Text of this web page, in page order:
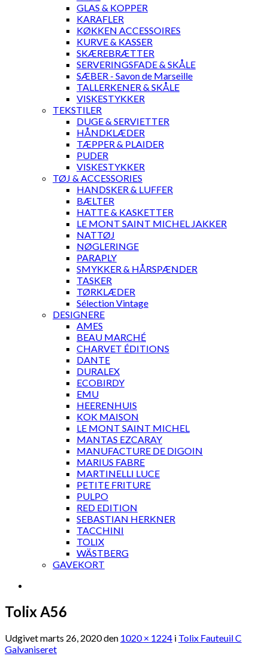
GLAS & KOPPER
KARAFLER
KØKKEN ACCESSOIRES
KURVE & KASSER
SKÆREBRÆTTER
SERVERINGSFADE & SKÅLE
SÆBER - Savon de Marseille
TALLERKENER & SKÅLE
VISKESTYKKER
TEKSTILER
DUGE & SERVIETTER
HÅNDKLÆDER
TÆPPER & PLAIDER
PUDER
VISKESTYKKER
TØJ & ACCESSORIES
HANDSKER & LUFFER
BÆLTER
HATTE & KASKETTER
LE MONT SAINT MICHEL JAKKER
NATTØJ
NØGLERINGE
PARAPLY
SMYKKER & HÅRSPÆNDER
TASKER
TØRKLÆDER
Sélection Vintage
DESIGNERE
AMES
BEAU MARCHÉ
CHARVET ÉDITIONS
DANTE
DURALEX
ECOBIRDY
EMU
HEERENHUIS
KOK MAISON
LE MONT SAINT MICHEL
MANTAS EZCARAY
MANUFACTURE DE DIGOIN
MARIUS FABRE
MARTINELLI LUCE
PETITE FRITURE
PULPO
RED EDITION
SEBASTIAN HERKNER
TACCHINI
TOLIX
WÄSTBERG
GAVEKORT
Tolix A56
Udgivetmarts 26, 2020den 1020 × 1224 i Tolix Fauteuil C
Galvaniseret